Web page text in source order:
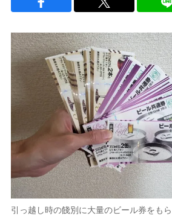
引っ越し時の餞別に大量のビール券をも